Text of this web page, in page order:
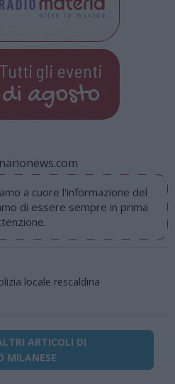
Tutti gli eventi
di agosto
a cuore l'informazione del
di essere sempre in prima
locale rescaldina
ARTICOLI DI
MILANESE